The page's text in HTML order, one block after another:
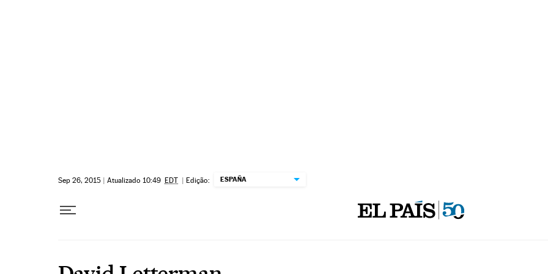
Sep 26, 2015 | Atualizado 10:49 EDT | Edição: ESPAÑA